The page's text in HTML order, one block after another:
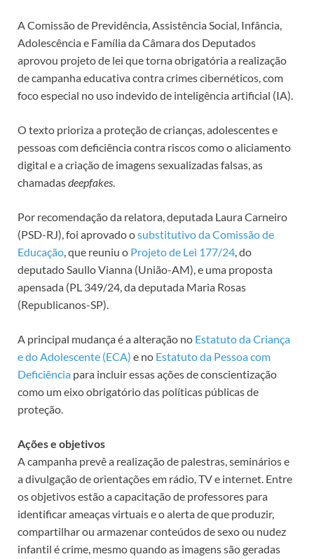
A Comissão de Previdência, Assistência Social, Infância,
Adolescência e Família da Câmara dos Deputados
aprovou projeto de lei que torna obrigatória a realização
de campanha educativa contra crimes cibernéticos, com
foco especial no uso indevido de inteligência artificial (IA).
O texto prioriza a proteção de crianças, adolescentes e
pessoas com deficiência contra riscos como o aliciamento
digital e a criação de imagens sexualizadas falsas, as
chamadasdeepfakes.
Por recomendação da relatora, deputada Laura Carneiro
(PSD-RJ), foi aprovado osubstitutivo da Comissão de
Educação, que reuniu o Projeto de Lei 177/24, do
deputado Saullo Vianna (União-AM), e uma proposta
apensada (PL 349/24, da deputada Maria Rosas
(Republicanos-SP).
A principal mudança é a alteração no Estatuto da Criança
e do Adolescente (ECA) e no Estatuto da Pessoa com
Deficiência para incluir essas ações de conscientização
como um eixo obrigatório das políticas públicas de
proteção.
Ações e objetivos
A campanha prevê a realização de palestras, seminários e
a divulgação de orientações em rádio, TV e internet. Entre
os objetivos estão a capacitação de professores para
identificar ameaças virtuais e o alerta de que produzir,
compartilhar ou armazenar conteúdos de sexo ou nudez
infantil é crime, mesmo quando as imagens são geradas